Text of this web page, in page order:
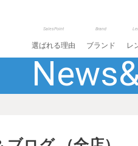
SalesPoint
選ばれる理由
Brand
ブランド レ